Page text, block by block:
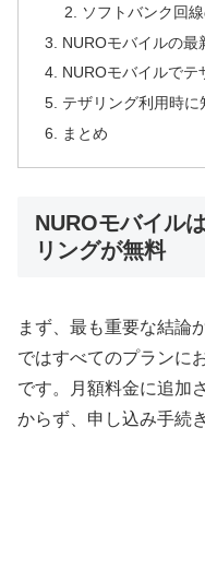
ソフトバンク回
NUROモバイルの最
NUROモバイルでテ
テザリング利用時
まとめ
NUROモバイル
リングが無料
まず、最も重要な結論
ではすべてのプランに
です。月額料金に追加
からず、申し込み手続